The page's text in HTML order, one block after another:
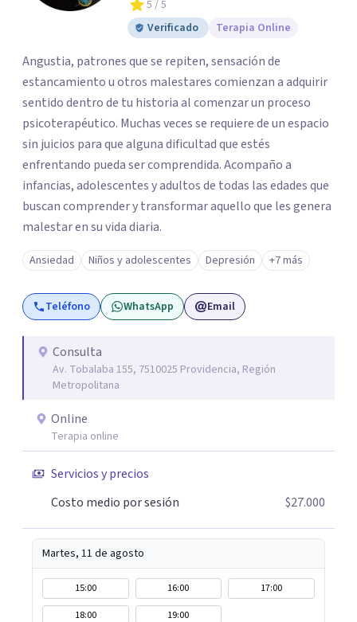
5 / 5
Verificado
Terapia Online
Angustia, patrones que se repiten, sensación de
estancamiento u otros malestares comienzan a adquirir
sentido dentro de tu historia al comenzar un proceso
psicoterapéutico. Muchas veces se requiere de un espacio
sin juicios para que alguna dificultad que estés
enfrentando pueda ser comprendida. Acompaño a
infancias, adolescentes y adultos de todas las edades que
buscan comprender y transformar aquello que les genera
malestar en su vida diaria.
Ansiedad Niños y adolescentes Depresión +7 más
Teléfono WhatsApp Email
Consulta
Av. Tobalaba 155, 7510025 Providencia, Región
Metropolitana
Online
Terapia online
Servicios y precios
Costo medio por sesión
$27.000
Martes, 11 de agosto
15:00 16:00
17:00
18:00
19:00